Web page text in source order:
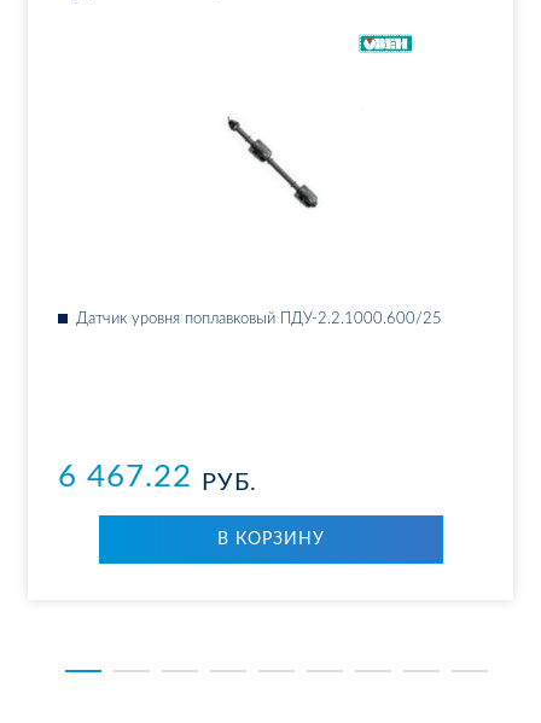
Дат­чик уров­ня по­плав­ко­вый ПДУ-2.2.1000.600/25
6 467.22 РУБ.
В КОР­ЗИ­НУ